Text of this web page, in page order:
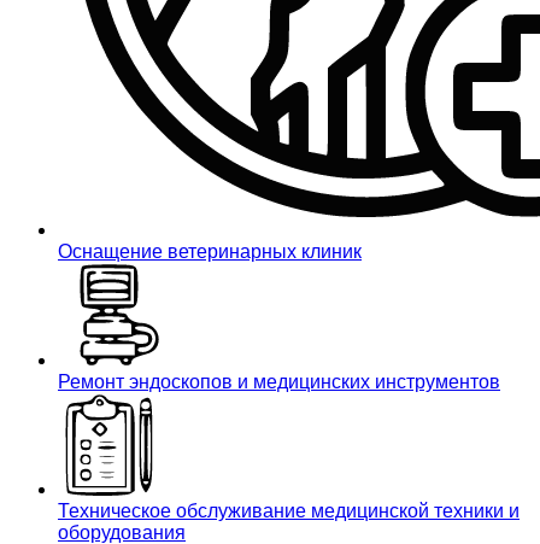
Оснащение ветеринарных клиник
Ремонт эндоскопов и медицинских инструментов
Техническое обслуживание медицинской техники и
оборудования